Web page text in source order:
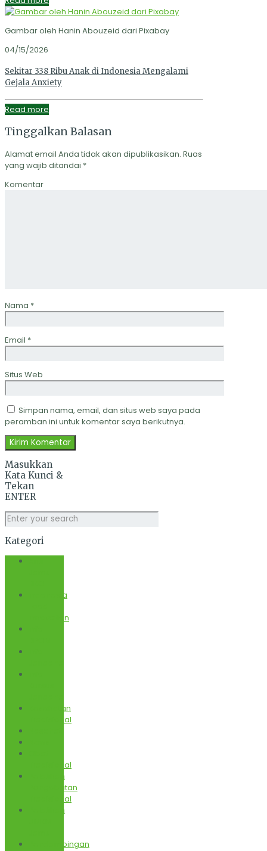
Gambar oleh Hanin Abouzeid dari Pixabay
04/15/2026
Sekitar 338 Ribu Anak di Indonesia Mengalami
Gejala Anxiety
Read more
Tinggalkan Balasan
Alamat email Anda tidak akan dipublikasikan. Ruas
yang wajib ditandai *
Komentar
Nama *
Email *
Situs Web
Simpan nama, email, dan situs web saya pada
peramban ini untuk komentar saya berikutnya.
Masukkan
Kata Kunci &
Tekan
ENTER
Kategori
Indonesia
Innovation
Kesehatan
Tradisional
Tradisional
Pelatihan
Pengobatan
Tradisional
Pelatihan
Pendampingan